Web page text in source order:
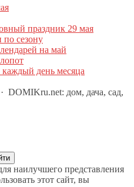
праздник 29 мая
по сезону
на май
каждый день месяца
· DOMIKru.net: дом, дача, сад,
наилучшего представления
этот сайт, вы